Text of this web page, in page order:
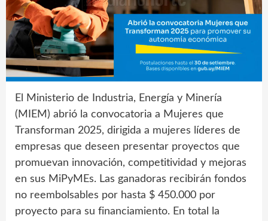
El Ministerio de Industria, Energía y Minería
(MIEM) abrió la convocatoria a Mujeres que
Transforman 2025, dirigida a mujeres líderes de
empresas que deseen presentar proyectos que
promuevan innovación, competitividad y mejoras
en sus MiPyMEs. Las ganadoras recibirán fondos
no reembolsables por hasta $ 450.000 por
proyecto para su financiamiento. En total la